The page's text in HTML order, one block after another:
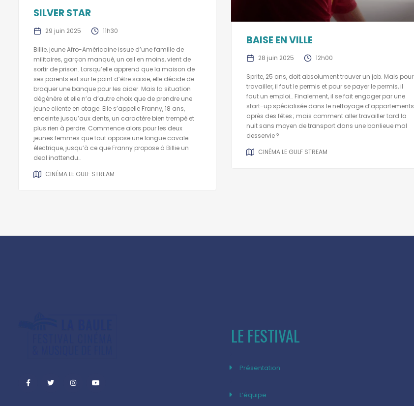
SILVER STAR
29 juin 2025 11h30
Billie, jeune Afro-Américaine issue d’une famille de
militaires, garçon manqué, un œil en moins, vient de
sortir de prison. Lorsqu’elle apprend que la maison de
ses parents est sur le point d’être saisie, elle décide de
braquer une banque pour les aider. Mais la situation
dégénère et elle n’a d’autre choix que de prendre une
jeune cliente en otage. Elle s’appelle Franny, 18 ans,
enceinte jusqu’aux dents, un caractère bien trempé et
plus rien à perdre. Commence alors pour les deux
jeunes femmes que tout oppose une longue cavale
électrique, jusqu’à ce que Franny propose à Billie un
deal inattendu…
CINÉMA LE GULF STREAM
BAISE EN VILLE
28 juin 2025 12h00
Sprite, 25 ans, doit absolument trouver un job. Mais pour
travailler, il faut le permis et pour se payer le permis, il
faut un emploi… Finalement, il se fait engager par une
start-­up spécialisée dans le nettoyage d’appartements
après des fêtes ; mais comment aller travailler tard la
nuit sans moyen de transport dans une banlieue mal
desservie ?
CINÉMA LE GULF STREAM
LE FESTIVAL
Présentation
L’équipe